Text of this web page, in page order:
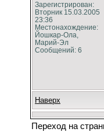
Зарегистрирован:
Вторник 15.03.2005
23:36
Местонахождение:
Йошкар-Ола,
Марий-Эл
Сообщений: 6
Наверх
Переход на